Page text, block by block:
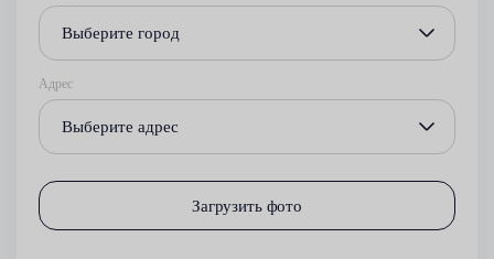
Выберите город
Адрес
Выберите адрес
Загрузить фото